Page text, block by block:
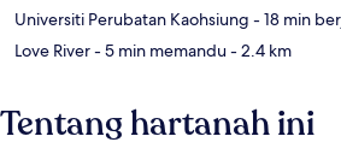
Universiti Perubatan Kaohsiung - 18 min
Love River- 5 min memandu- 2.4 km
Tentang hartanah ini